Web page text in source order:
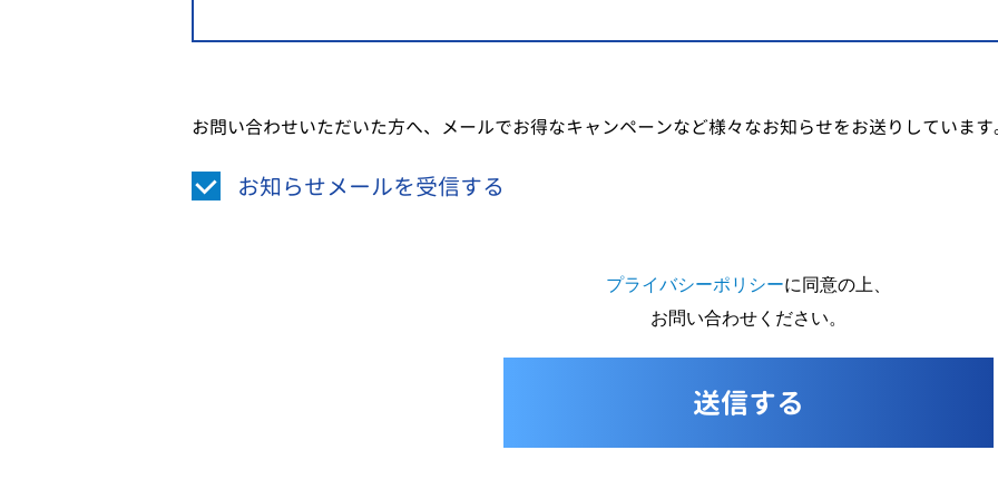
お問い合わせいただいた方へ、メールでお得なキャンペーンなど様々なお知らせをお送りしています
お知らせメールを受信する
プライバシーポリシーに同意の上、
お問い合わせください。